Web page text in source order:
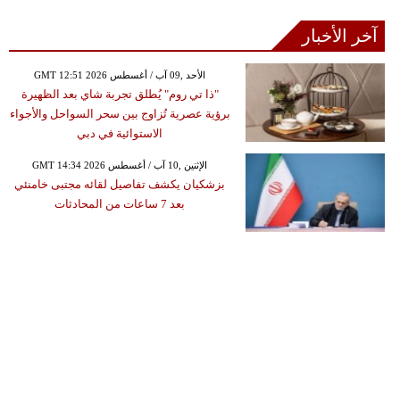
آخر الأخبار
GMT 12:51 2026 الأحد ,09 آب / أغسطس
"ذا تي روم" يُطلق تجربة شاي بعد الظهيرة
برؤية عصرية تُزاوج بين سحر السواحل والأجواء
الاستوائية في دبي
GMT 14:34 2026 الإثنين ,10 آب / أغسطس
بزشكيان يكشف تفاصيل لقائه مجتبى خامنئي
بعد 7 ساعات من المحادثات